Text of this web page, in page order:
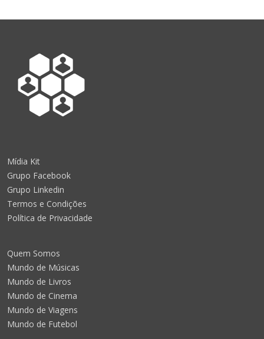
Mídia Kit
Grupo Facebook
Grupo Linkedin
Termos e Condições
Política de Privacidade
Quem Somos
Mundo de Músicas
Mundo de Livros
Mundo de Cinema
Mundo de Viagens
Mundo de Futebol